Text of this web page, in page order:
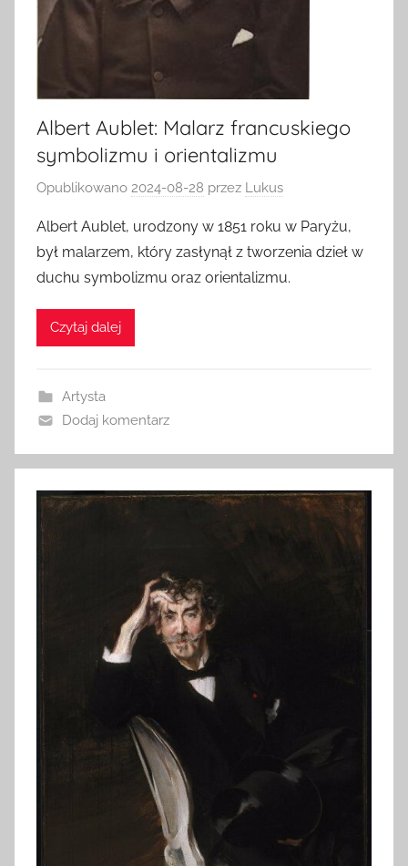
Albert Aublet: Malarz francuskiego
symbolizmu i orientalizmu
Opublikowano 2024-08-28 przez Lukus
Albert Aublet, urodzony w 1851 roku w Paryżu,
był malarzem, który zasłynął z tworzenia dzieł w
duchu symbolizmu oraz orientalizmu.
Czytaj dalej
Artysta
Dodaj komentarz